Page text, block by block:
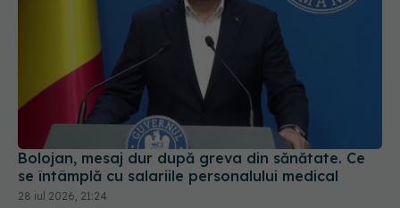
Bolojan, mesaj dur după greva din sănătate. Ce
se întâmplă cu salariile personalului medical
28 iul 2026, 21:24